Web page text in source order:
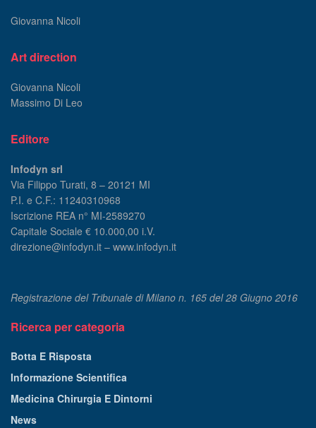
Giovanna Nicoli
Art direction
Giovanna Nicoli
Massimo Di Leo
Editore
Infodyn srl
Via Filippo Turati, 8 – 20121 MI
P.I. e C.F.: 11240310968
Iscrizione REA n° MI-2589270
Capitale Sociale € 10.000,00 i.V.
direzione@infodyn.it – www.infodyn.it
Registrazione del Tribunale di Milano n. 165 del 28 Giugno 2016
Ricerca per categoria
Botta E Risposta
Informazione Scientifica
Medicina Chirurgia E Dintorni
News